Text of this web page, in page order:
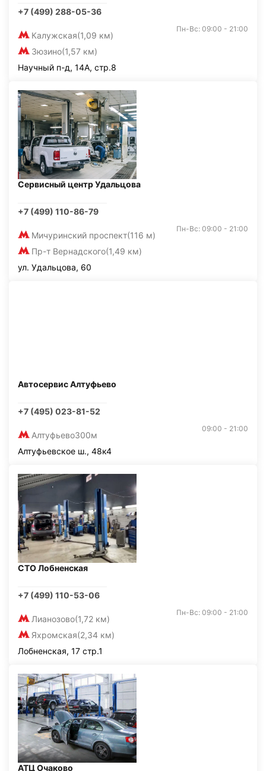
+7 (499) 288-05-36
Калужская(1,09 км)
Зюзино(1,57 км)
Пн-Вс: 09:00 - 21:00
Научный п-д, 14А, стр.8
Сервисный центр Удальцова
+7 (499) 110-86-79
Мичуринский проспект(116 м)
Пр-т Вернадского(1,49 км)
Пн-Вс: 09:00 - 21:00
ул. Удальцова, 60
Автосервис Алтуфьево
+7 (495) 023-81-52
Алтуфьево300м
09:00 - 21:00
Алтуфьевское ш., 48к4
СТО Лобненская
+7 (499) 110-53-06
Лианозово(1,72 км)
Яхромская(2,34 км)
Пн-Вс: 09:00 - 21:00
Лобненская, 17 стр.1
АТЦ Очаково